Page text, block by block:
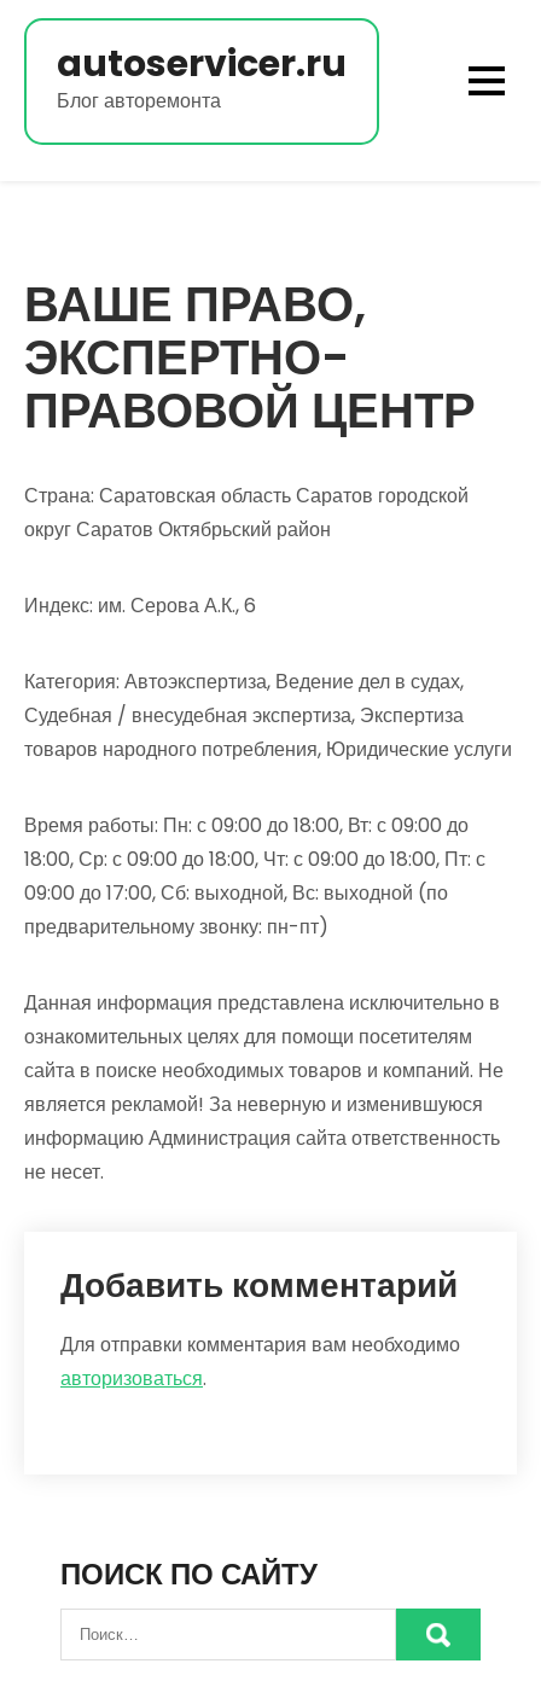
Перейти
содержимомуautoservicer.ru
Блог авторемонта
ВАШЕ ПРАВО,
ЭКСПЕРТНО-
ПРАВОВОЙ ЦЕНТР
Страна: Саратовская область Саратов городской
округ Саратов Октябрьский район
Индекс: им. Серова А.К., 6
Категория: Автоэкспертиза, Ведение дел в судах,
Судебная / внесудебная экспертиза, Экспертиза
товаров народного потребления, Юридические услуги
Время работы: Пн: с 09:00 до 18:00, Вт: с 09:00 до
18:00, Ср: с 09:00 до 18:00, Чт: с 09:00 до 18:00, Пт: с
09:00 до 17:00, Сб: выходной, Вс: выходной (по
предварительному звонку: пн-пт)
Данная информация представлена исключительно в
ознакомительных целях для помощи посетителям
сайта в поиске необходимых товаров и компаний. Не
является рекламой! За неверную и изменившуюся
информацию Администрация сайта ответственность
не несет.
Добавить комментарий
Для отправки комментария вам необходимо
авторизоваться.
ПОИСК ПО САЙТУ